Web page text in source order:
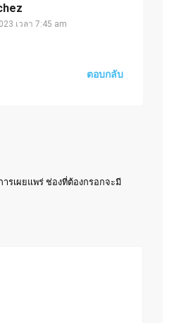
เวลา 7:45 am
ตอบกลับ
รเผยแพร่ ช่องที่ต้องกรอกจะมี